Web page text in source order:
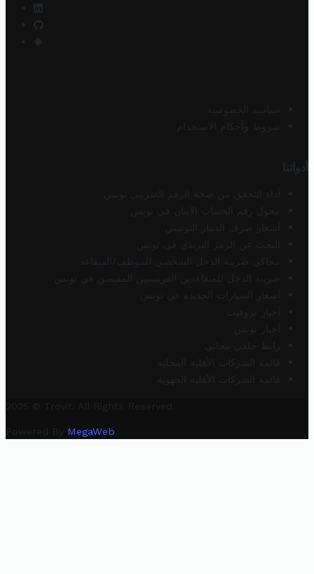
سياسة الخصوصية
شروط وأحكام الاستخدام
أدواتنا
أداة التحقق من صحة الرقم الضريبي تونس
محول رقم الحساب الآيبان في تونس
أسعار صرف الدينار التونسي
البحث عن الرمز البريدي في تونس
محاكي ضريبة الدخل الشخصي للموظف/المتقاعد
ضريبة الدخل للمتقاعدين الفرنسيين المقيمين في تونس
أسعار السيارات الجديدة في تونس
أخبار تروفيت
أخبار تونس
رابط خلفي مجاني
قائمة الشركات الأهلية المحلية
قائمة الشركات الأهلية الجهوية
2025 © Trovit. All Rights Reserved.
Powered By MegaWeb